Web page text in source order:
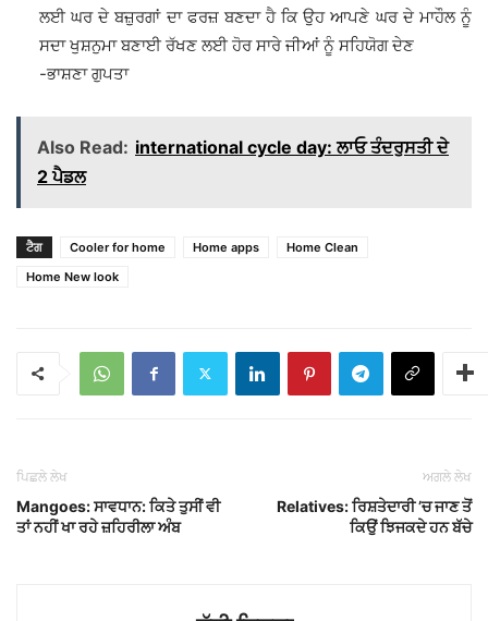
ਲਈ ਘਰ ਦੇ ਬਜ਼ੁਰਗਾਂ ਦਾ ਫਰਜ਼ ਬਣਦਾ ਹੈ ਕਿ ਉਹ ਆਪਣੇ ਘਰ ਦੇ ਮਾਹੌਲ ਨੂੰ
ਸਦਾ ਖੁਸ਼ਨੁਮਾ ਬਣਾਈ ਰੱਖਣ ਲਈ ਹੋਰ ਸਾਰੇ ਜੀਆਂ ਨੂੰ ਸਹਿਯੋਗ ਦੇਣ
-ਭਾਸ਼ਣਾ ਗੁਪਤਾ
Also Read: international cycle day: ਲਾਓ ਤੰਦਰੁਸਤੀ ਦੇ
2 ਪੈਡਲ
ਟੈਗ Cooler for home Home apps
Home Clean
Home New look
ਪਿਛਲੇ ਲੇਖ
Mangoes: ਸਾਵਧਾਨ: ਕਿਤੇ ਤੁਸੀਂ ਵੀ
ਤਾਂ ਨਹੀਂ ਖਾ ਰਹੇ ਜ਼ਹਿਰੀਲਾ ਅੰਬ
ਅਗਲੇ ਲੇਖ
Relatives: ਰਿਸ਼ਤੇਦਾਰੀ ’ਚ ਜਾਣ ਤੋਂ
ਕਿਉਂ ਝਿਜਕਦੇ ਹਨ ਬੱਚੇ